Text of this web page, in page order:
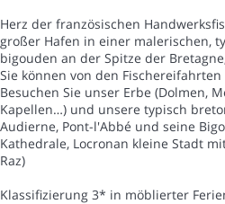
Herz der französischen
großer Hafen in einer malerischen,
bigouden an der Spitze der
Sie können von den
Besuchen Sie unser Erbe (Dolmen,
Kapellen…) und unsere typisch
Audierne, Pont-l'Abbé und seine
Kathedrale, Locronan kleine Stadt
Raz)
Klassifizierung 3* in möblierter